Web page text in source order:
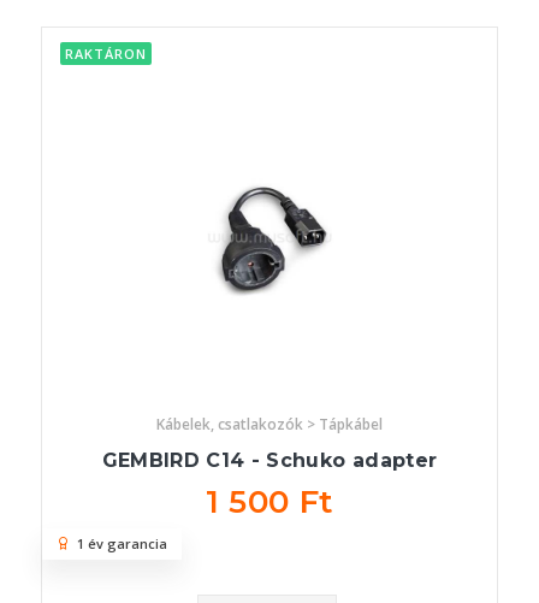
RAKTÁRON
Kábelek, csatlakozók > Tápkábel
GEMBIRD C14 - Schuko adapter
1 500 Ft
1 év garancia